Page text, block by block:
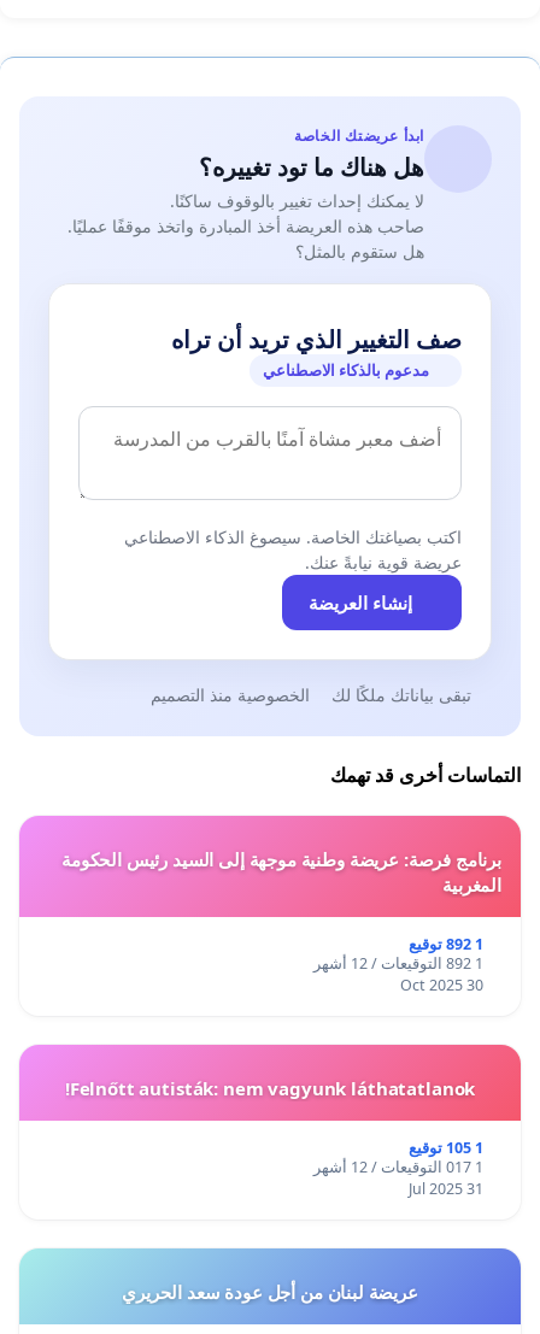
ابدأ عريضتك الخاصة
هل هناك ما تود تغييره؟
لا يمكنك إحداث تغيير بالوقوف ساكنًا.
صاحب هذه العريضة أخذ المبادرة واتخذ موقفًا عمليًا.
هل ستقوم بالمثل؟
صف التغيير الذي تريد أن تراه
مدعوم بالذكاء الاصطناعي
اكتب بصياغتك الخاصة. سيصوغ الذكاء الاصطناعي
عريضة قوية نيابةً عنك.
إنشاء العريضة
تبقى بياناتك ملكًا لك الخصوصية منذ التصميم
التماسات أخرى قد تهمك
برنامج فرصة: عريضة وطنية موجهة إلى السيد رئيس الحكومة
المغربية
1 892 توقيع
1 892 التوقيعات / 12 أشهر
30 Oct 2025
Felnőtt autisták: nem vagyunk láthatatlanok!
1 105 توقيع
1 017 التوقيعات / 12 أشهر
31 Jul 2025
عريضة لبنان من أجل عودة سعد الحريري